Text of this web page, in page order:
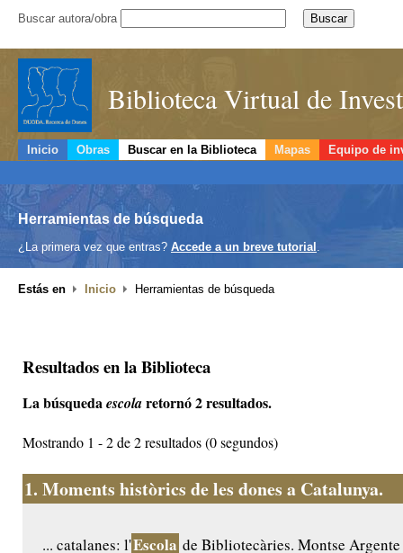
Buscar autora/obra
Biblioteca Virtual de
Inicio Obras Buscar en la Biblioteca Mapas Equipo de
Herramientas de búsqueda
¿La primera vez que entras? Accede a un breve tutorial .
Estás en Inicio Herramientas de búsqueda
Resultados en la Biblioteca
La búsquedaescolaretornó 2 resultados.
Mostrando 1 - 2 de 2 resultados (0 segundos)
1. Moments històrics de les dones a Catalunya.
... catalanes: l'Escola de Bibliotecàries. Montse